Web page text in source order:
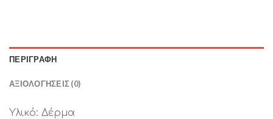
ΠΕΡΙΓΡΑΦΉ
ΑΞΙΟΛΟΓΉΣΕΙΣ (0)
Υλικό: Δέρμα